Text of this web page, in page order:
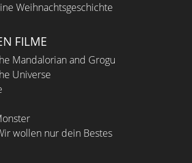
Weihnachtsgeschichte
FILME
Mandalorian and Grogu
Universe
wollen nur dein Bestes